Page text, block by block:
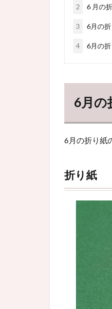
2 6 月の
3 6月の
4 6月の
6月の
6月の折り紙
折り紙